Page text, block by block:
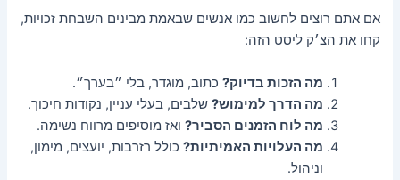
אם אתם רוצים לחשוב כמו אנשים שבאמת מבינים השבחת זכויות,
קחו את הצ׳ק ליסט הזה:
מה הזכות בדיוק? כתוב, מוגדר, בלי ״בערך״.
מה הדרך למימוש? שלבים, בעלי עניין, נקודות חיכוך.
מה לוח הזמנים הסביר? ואז מוסיפים מרווח נשימה.
מה העלויות האמיתיות? כולל רזרבות, יועצים, מימון,
וניהול.